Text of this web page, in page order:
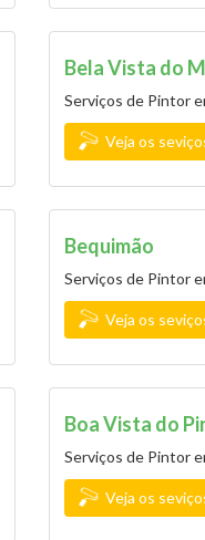
Bela Vista do
Serviços de Pintor
Veja os
Bequimão
Serviços de Pintor
Veja os
Boa Vista do
Serviços de Pintor
Veja os